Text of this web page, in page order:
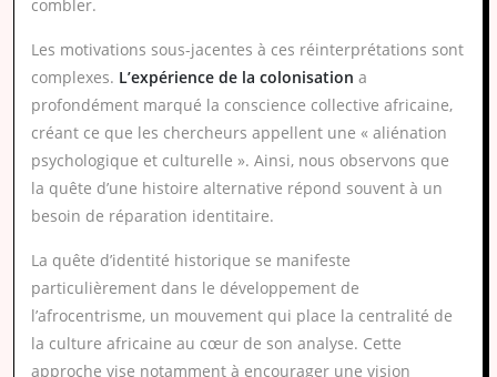
combler.
Les motivations sous-jacentes à ces réinterprétations sont
complexes. L’expérience de la colonisation a
profondément marqué la conscience collective africaine,
créant ce que les chercheurs appellent une « aliénation
psychologique et culturelle ». Ainsi, nous observons que
la quête d’une histoire alternative répond souvent à un
besoin de réparation identitaire.
La quête d’identité historique se manifeste
particulièrement dans le développement de
l’afrocentrisme, un mouvement qui place la centralité de
la culture africaine au cœur de son analyse. Cette
approche vise notamment à encourager une vision